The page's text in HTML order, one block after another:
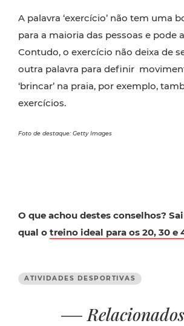
A palavra ‘exercício’ não tem uma
para a maioria das pessoas e pode
Contudo, o exercício não deixa de
outra palavra para definir
‘brincar’ na praia, por exemplo,
exercícios.
Foto de destaque: Getty Images
O que achou destes conselhos?
qual o treino ideal para os 20, 30 e
ATIVIDADES DESPORTIVAS
Relacionados